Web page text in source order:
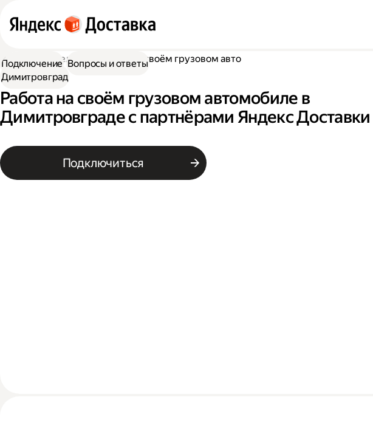
Работа водителем
Работа на своём грузовом авто
Димитровград
Работа на своём грузовом автомобиле в
Димитровграде с партнёрами Яндекс Доставки
Подключиться
Подключение Вопросы и ответы